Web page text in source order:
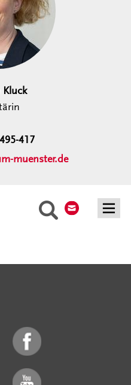
Suche
Kluck
417
muenster.de